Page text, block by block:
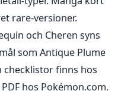
rare-versioner.
och Cheren syns
som Antique Plume
checklistor finns hos
hos Pokémon.com.